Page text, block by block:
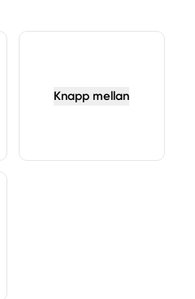
Knapp mellan